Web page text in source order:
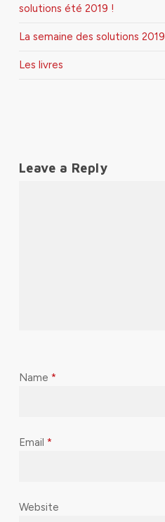
solutions été 2019 !
La semaine des solutions 2019
Les livres
Leave a Reply
Name *
Email *
Website